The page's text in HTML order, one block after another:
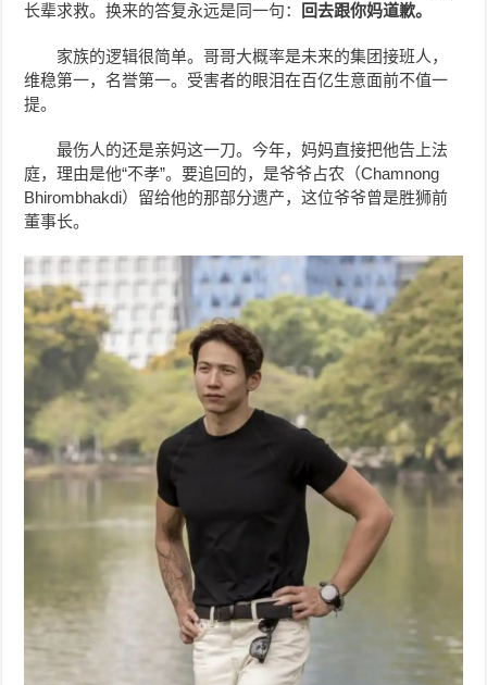
长辈求救。换来的答复永远是同一句：
回去跟你妈道歉。
家族的逻辑很简单。哥哥大概率是未来的集团接班人，
维稳第一，名誉第一。受害者的眼泪在百亿生意面前不值一
提。
最伤人的还是亲妈这一刀。今年，妈妈直接把他告上法
庭，理由是他“不孝”。要追回的，是爷爷占农（Chamnong
Bhirombhakdi）留给他的那部分遗产，这位爷爷曾是胜狮前
董事长。